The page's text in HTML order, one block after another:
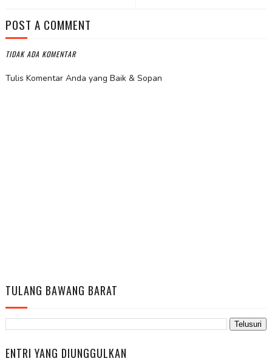
POST A COMMENT
TIDAK ADA KOMENTAR
Tulis Komentar Anda yang Baik & Sopan
TULANG BAWANG BARAT
ENTRI YANG DIUNGGULKAN